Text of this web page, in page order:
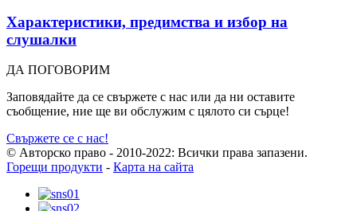
Характеристики, предимства и избор на
слушалки
ДА ПОГОВОРИМ
Заповядайте да се свържете с нас или да ни оставите
съобщение, ние ще ви обслужим с цялото си сърце!
Свържете се с нас!
© Авторско право - 2010-2022: Всички права запазени.
Горещи продукти - Карта на сайта